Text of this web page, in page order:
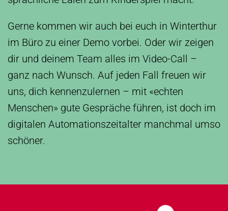
Gerne kommen wir auch bei euch in Winterthur
im Büro zu einer Demo vorbei. Oder wir zeigen
dir und deinem Team alles im Video-Call –
ganz nach Wunsch. Auf jeden Fall freuen wir
uns, dich kennenzulernen – mit «echten
Menschen» gute Gespräche führen, ist doch im
digitalen Automationszeitalter manchmal umso
schöner.